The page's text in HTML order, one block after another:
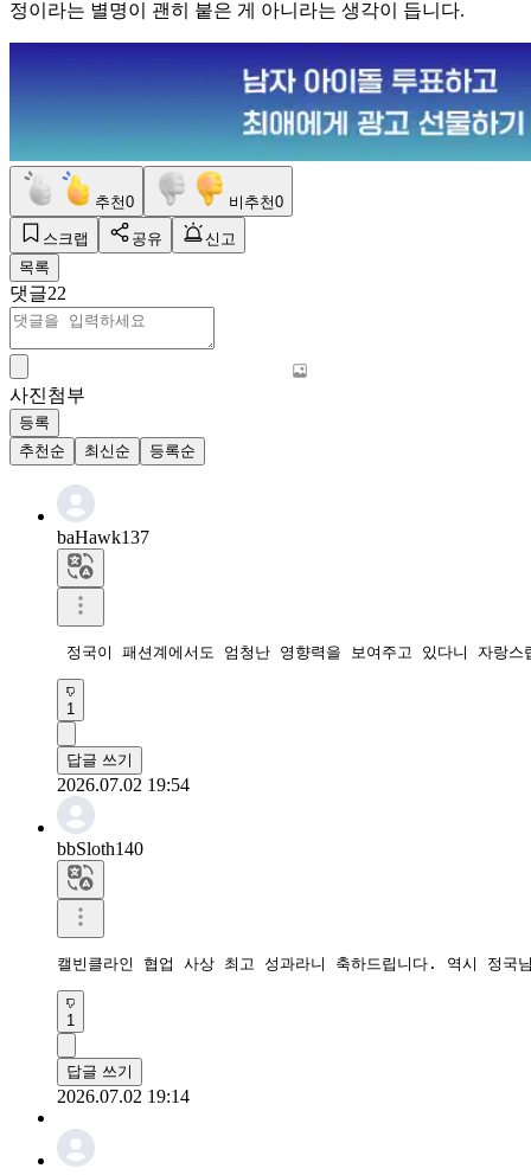
정이라는 별명이 괜히 붙은 게 아니라는 생각이 듭니다.
추천0 비추천0
스크랩 공유
신고
목록
댓글22
사진첨부
등록
추천순
최신순 등록순
baHawk137
정국이 패션계에서도 엄청난 영향력을 보여주고 있다니 자랑
1
답글 쓰기
2026.07.02 19:54
bbSloth140
캘빈클라인 협업 사상 최고 성과라니 축하드립니다. 역시 정국
1
답글 쓰기
2026.07.02 19:14